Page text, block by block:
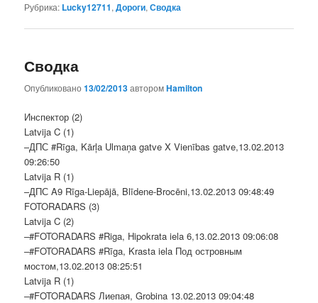
Рубрика: Lucky12711,Дороги,Сводка
Сводка
Опубликовано13/02/2013авторомHamilton
Инспектор (2)
Latvija C (1)
–ДПС #Rīga, Kārļa Ulmaņa gatve X Vienības gatve,13.02.2013
09:26:50
Latvija R (1)
–ДПС A9 Rīga-Liepājā, Blīdene-Brocēni,13.02.2013 09:48:49
FOTORADARS (3)
Latvija C (2)
–#FOTORADARS #Riga, Hipokrata iela 6,13.02.2013 09:06:08
–#FOTORADARS #Rīga, Krasta iela Под островным
мостом,13.02.2013 08:25:51
Latvija R (1)
–#FOTORADARS Лиепая, Grobina 13.02.2013 09:04:48